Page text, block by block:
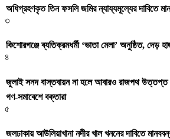
অধিগ্রহণকৃত তিন ফসলি জমির ন্যায্যমূল্যের দাবিতে
৩
কিশোরগঞ্জে ব্যতিক্রমধর্মী ‘ভাতা মেলা’ অনুষ্ঠিত, দেড়
৪
জুলাই সনদ বাস্তবায়ন না হলে আবারও রাজপথ উত্তপ্ত
গণ-সমাবেশে বক্তারা
৫
জলঢাকায় আউলিয়াখানা নদীর খাল খননের দাবিতে